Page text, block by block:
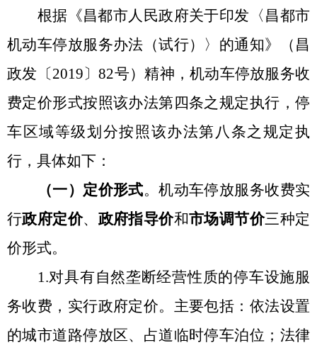
根据《昌都市人民政府关于印发〈昌都市
机动车停放服务办法（试行）〉的通知》（昌
政发〔2019〕82号）精神，机动车停放服务收
费定价形式按照该办法第四条之规定执行，停
车区域等级划分按照该办法第八条之规定执
行，具体如下：
（一）定价形式。机动车停放服务收费实
行政府定价、 政府指导价和市场调节价三种定
价形式。
1.对具有自然垄断经营性质的停车设施服
务收费， 实行政府定价。主要包括：依法设置
的城市道路停放区、占道临时停车泊位；法律